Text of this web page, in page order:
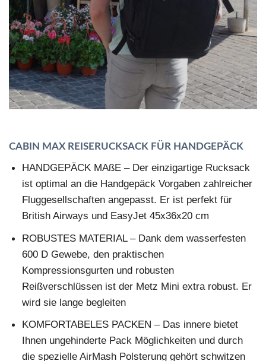
CABIN MAX REISERUCKSACK FÜR HANDGEPÄCK
HANDGEPÄCK MAßE – Der einzigartige Rucksack
ist optimal an die Handgepäck Vorgaben zahlreicher
Fluggesellschaften angepasst. Er ist perfekt für
British Airways und EasyJet 45x36x20 cm
ROBUSTES MATERIAL – Dank dem wasserfesten
600 D Gewebe, den praktischen
Kompressionsgurten und robusten
Reißverschlüssen ist der Metz Mini extra robust. Er
wird sie lange begleiten
KOMFORTABELES PACKEN – Das innere bietet
Ihnen ungehinderte Pack Möglichkeiten und durch
die spezielle AirMash Polsterung gehört schwitzen